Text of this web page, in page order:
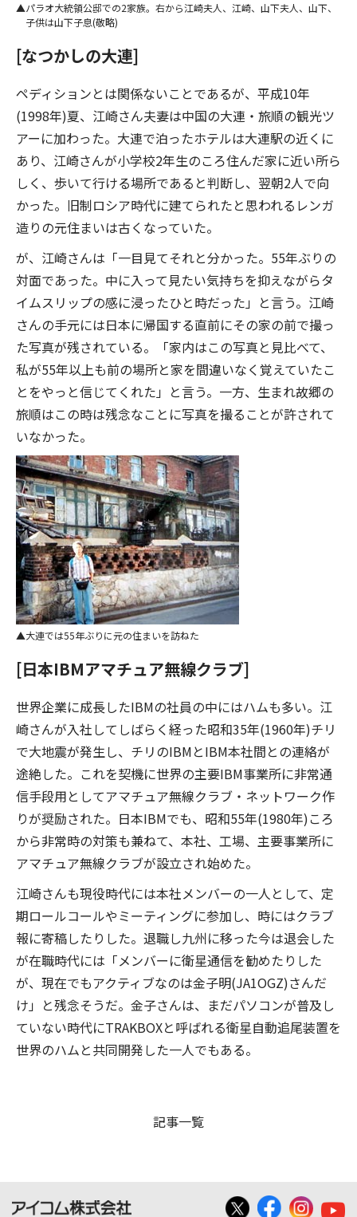
パラオ大統領公邸での2家族。右から江崎夫人、江崎、山下夫人、山下、
子供は山下子息(敬略)
[なつかしの大連]
ペディションとは関係ないことであるが、平成10年
(1998年)夏、江崎さん夫妻は中国の大連・旅順の観光ツ
アーに加わった。大連で泊ったホテルは大連駅の近くに
あり、江崎さんが小学校2年生のころ住んだ家に近い所ら
しく、歩いて行ける場所であると判断し、翌朝2人で向
かった。旧制ロシア時代に建てられたと思われるレンガ
造りの元住まいは古くなっていた。
が、江崎さんは「一目見てそれと分かった。55年ぶりの
対面であった。中に入って見たい気持ちを抑えながらタ
イムスリップの感に浸ったひと時だった」と言う。江崎
さんの手元には日本に帰国する直前にその家の前で撮っ
た写真が残されている。「家内はこの写真と見比べて、
私が55年以上も前の場所と家を間違いなく覚えていたこ
とをやっと信じてくれた」と言う。一方、生まれ故郷の
旅順はこの時は残念なことに写真を撮ることが許されて
いなかった。
大連では55年ぶりに元の住まいを訪ねた
[日本IBMアマチュア無線クラブ]
世界企業に成長したIBMの社員の中にはハムも多い。江
崎さんが入社してしばらく経った昭和35年(1960年)チリ
で大地震が発生し、チリのIBMとIBM本社間との連絡が
途絶した。これを契機に世界の主要IBM事業所に非常通
信手段用としてアマチュア無線クラブ・ネットワーク作
りが奨励された。日本IBMでも、昭和55年(1980年)ころ
から非常時の対策も兼ねて、本社、工場、主要事業所に
アマチュア無線クラブが設立され始めた。
江崎さんも現役時代には本社メンバーの一人として、定
期ロールコールやミーティングに参加し、時にはクラブ
報に寄稿したりした。退職し九州に移った今は退会した
が在職時代には「メンバーに衛星通信を勧めたりした
が、現在でもアクティブなのは金子明(JA1OGZ)さんだ
け」と残念そうだ。金子さんは、まだパソコンが普及し
ていない時代にTRAKBOXと呼ばれる衛星自動追尾装置を
世界のハムと共同開発した一人でもある。
記事一覧